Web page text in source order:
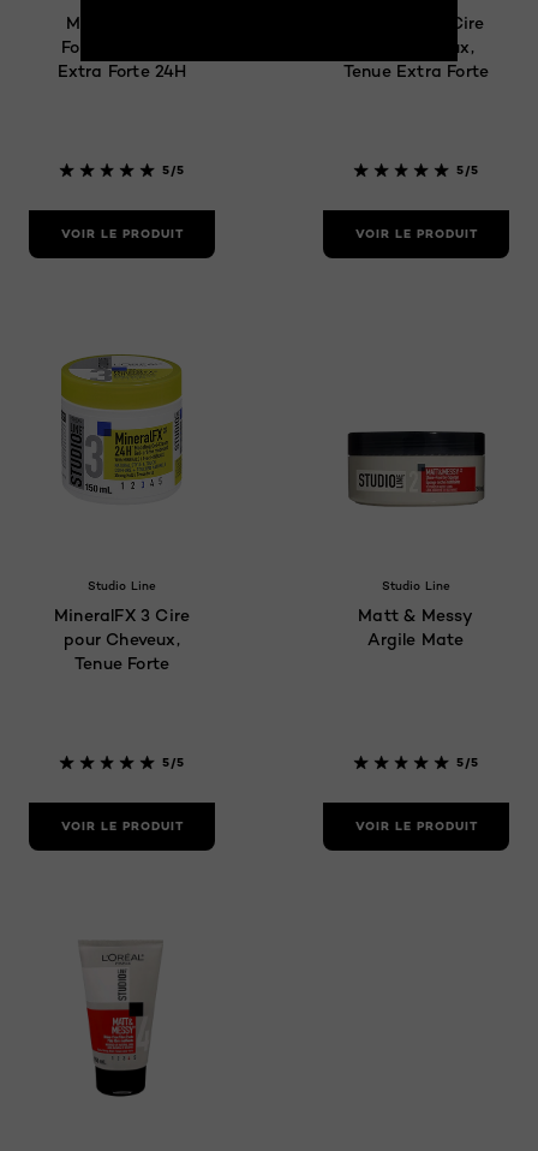
Mineralfx Gel
Fondant Tenue
Extra Forte 24H
5/5
VOIR LE PRODUIT
MineralFX 4 Cire
pour Cheveux,
Tenue Extra Forte
5/5
VOIR LE PRODUIT
Studio Line
MineralFX 3 Cire
pour Cheveux,
Tenue Forte
5/5
VOIR LE PRODUIT
Studio Line
Matt & Messy
Argile Mate
5/5
VOIR LE PRODUIT